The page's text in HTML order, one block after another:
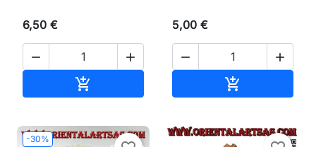
6,50 €
 

5,00 €
 

-30%